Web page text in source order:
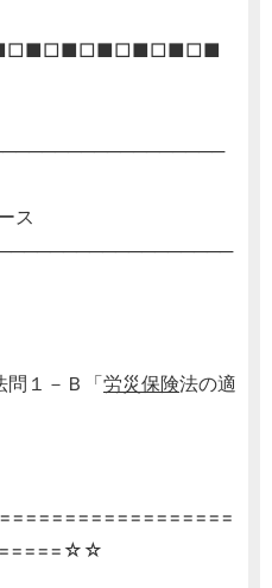
ス
問１－Ｂ「労災保険法の適